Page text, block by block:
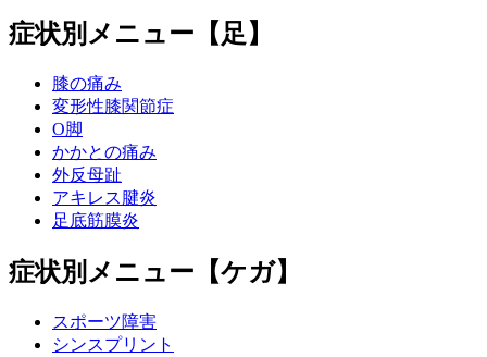
症状別メニュー【足】
膝の痛み
変形性膝関節症
O脚
かかとの痛み
外反母趾
アキレス腱炎
足底筋膜炎
症状別メニュー【ケガ】
スポーツ障害
シンスプリント